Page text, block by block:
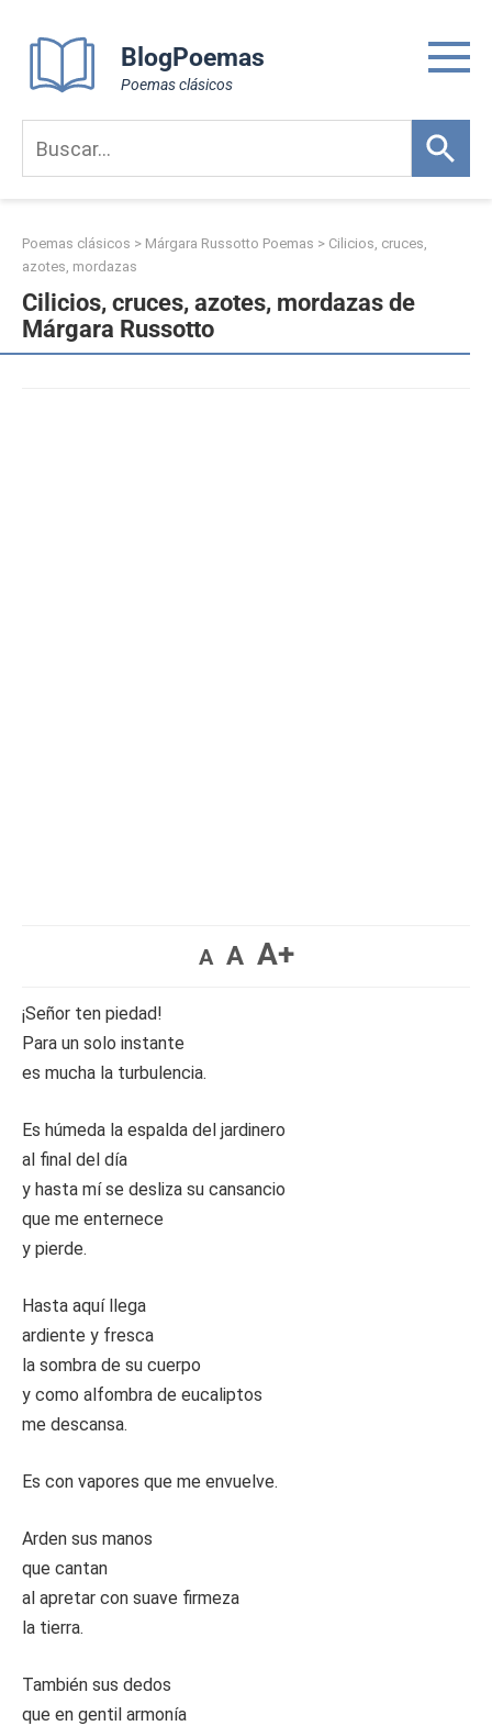
content
BlogPoemas
Poemas clásicos
Poemas clásicos > Márgara Russotto Poemas > Cilicios, cruces,
azotes, mordazas
Cilicios, cruces, azotes, mordazas de
Márgara Russotto
A A A+
¡Señor ten piedad!
Para un solo instante
es mucha la turbulencia.
Es húmeda la espalda del jardinero
al final del día
y hasta mí se desliza su cansancio
que me enternece
y pierde.
Hasta aquí llega
ardiente y fresca
la sombra de su cuerpo
y como alfombra de eucaliptos
me descansa.
Es con vapores que me envuelve.
Arden sus manos
que cantan
al apretar con suave firmeza
la tierra.
También sus dedos
que en gentil armonía